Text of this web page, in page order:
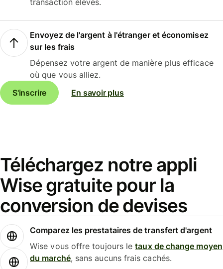
transaction élevés.
Envoyez de l'argent à l'étranger et économisez
sur les frais
Dépensez votre argent de manière plus efficace
où que vous alliez.
S'inscrire
En savoir plus
Téléchargez notre appli
Wise gratuite pour la
conversion de devises
Comparez les prestataires de transfert d'argent
Wise vous offre toujours letaux de change moyen
du marché, sans aucuns frais cachés.